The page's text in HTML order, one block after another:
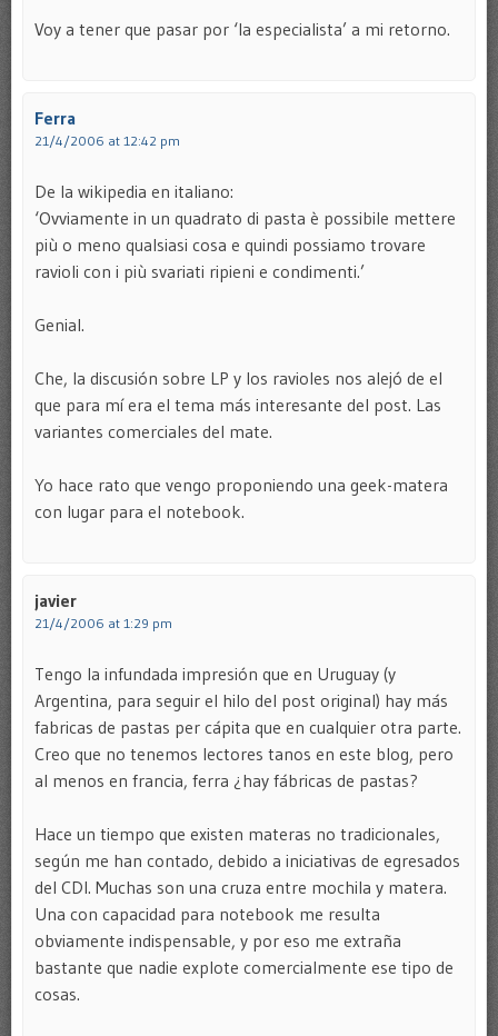
Voy a tener que pasar por ‘la especialista’ a mi retorno.
Ferra
21/4/2006 at 12:42 pm
De la wikipedia en italiano:
‘Ovviamente in un quadrato di pasta è possibile mettere
più o meno qualsiasi cosa e quindi possiamo trovare
ravioli con i più svariati ripieni e condimenti.’
Genial.
Che, la discusión sobre LP y los ravioles nos alejó de el
que para mí era el tema más interesante del post. Las
variantes comerciales del mate.
Yo hace rato que vengo proponiendo una geek-matera
con lugar para el notebook.
javier
21/4/2006 at 1:29 pm
Tengo la infundada impresión que en Uruguay (y
Argentina, para seguir el hilo del post original) hay más
fabricas de pastas per cápita que en cualquier otra parte.
Creo que no tenemos lectores tanos en este blog, pero
al menos en francia, ferra ¿hay fábricas de pastas?
Hace un tiempo que existen materas no tradicionales,
según me han contado, debido a iniciativas de egresados
del CDI. Muchas son una cruza entre mochila y matera.
Una con capacidad para notebook me resulta
obviamente indispensable, y por eso me extraña
bastante que nadie explote comercialmente ese tipo de
cosas.